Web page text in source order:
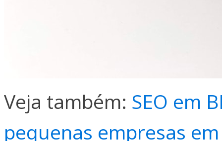
Veja também: SEO em
pequenas empresas